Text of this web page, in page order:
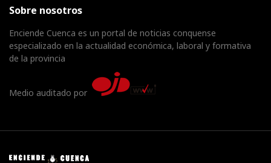
Sobre nosotros
Enciende Cuenca es un portal de noticias conquense
especializado en la actualidad económica, laboral y formativa
de la provincia
Medio auditado por